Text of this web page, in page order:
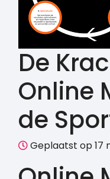
De
Online
de
Geplaatst op 17